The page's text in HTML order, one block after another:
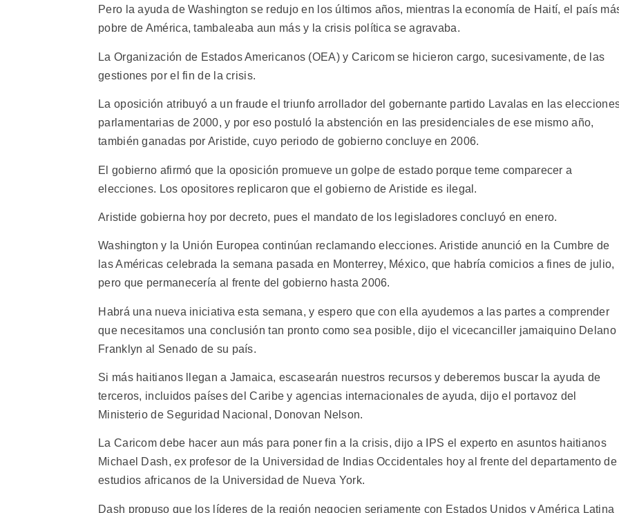
Pero la ayuda de Washington se redujo en los últimos años, mientras la economía de Haití, el país
pobre de América, tambaleaba aun más y la crisis política se agravaba.
La Organización de Estados Americanos (OEA) y Caricom se hicieron cargo, sucesivamente, de las
gestiones por el fin de la crisis.
La oposición atribuyó a un fraude el triunfo arrollador del gobernante partido Lavalas en las
parlamentarias de 2000, y por eso postuló la abstención en las presidenciales de ese mismo año,
también ganadas por Aristide, cuyo periodo de gobierno concluye en 2006.
El gobierno afirmó que la oposición promueve un golpe de estado porque teme comparecer a
elecciones. Los opositores replicaron que el gobierno de Aristide es ilegal.
Aristide gobierna hoy por decreto, pues el mandato de los legisladores concluyó en enero.
Washington y la Unión Europea continúan reclamando elecciones. Aristide anunció en la Cumbre de
las Américas celebrada la semana pasada en Monterrey, México, que habría comicios a fines de julio,
pero que permanecería al frente del gobierno hasta 2006.
Habrá una nueva iniciativa esta semana, y espero que con ella ayudemos a las partes a comprender
que necesitamos una conclusión tan pronto como sea posible, dijo el vicecanciller jamaiquino Delano
Franklyn al Senado de su país.
Si más haitianos llegan a Jamaica, escasearán nuestros recursos y deberemos buscar la ayuda de
terceros, incluidos países del Caribe y agencias internacionales de ayuda, dijo el portavoz del
Ministerio de Seguridad Nacional, Donovan Nelson.
La Caricom debe hacer aun más para poner fin a la crisis, dijo a IPS el experto en asuntos haitianos
Michael Dash, ex profesor de la Universidad de Indias Occidentales hoy al frente del departamento de
estudios africanos de la Universidad de Nueva York.
Dash propuso que los líderes de la región negocien seriamente con Estados Unidos y América Latina